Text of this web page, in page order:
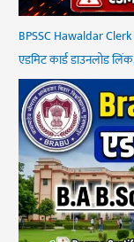
BPSSC Hawaldar
एडमिट कार्ड डाउनलोड